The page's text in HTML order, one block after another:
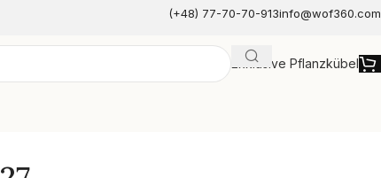
(+48) 77-70-70-913info@wof360.com
Exklusive Pflanzkübel